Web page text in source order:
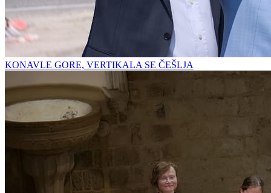
KONAVLE GORE, VERTIKALA SE ČEŠLJA